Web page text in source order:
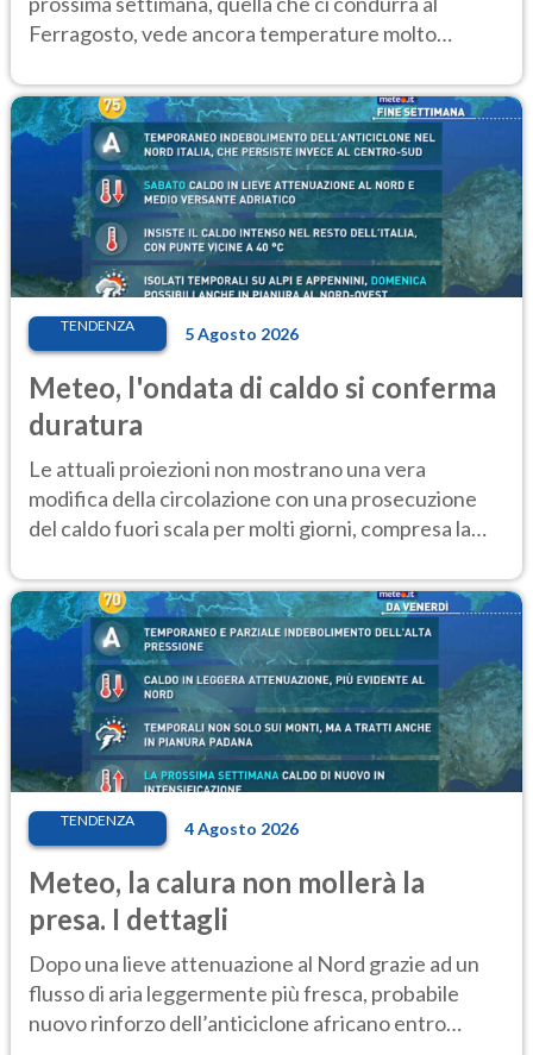
Ferragosto, vede ancora temperature molto
TENDENZA 5 Agosto 2026
Meteo, l'ondata di caldo si conferma
duratura
Le attuali proiezioni non mostrano una vera
modifica della circolazione con una prosecuzione
del caldo fuori scala per molti giorni, compresa la
TENDENZA 4 Agosto 2026
Meteo, la calura non mollerà la
presa. I dettagli
Dopo una lieve attenuazione al Nord grazie ad un
flusso di aria leggermente più fresca, probabile
nuovo rinforzo dell’anticiclone africano entro